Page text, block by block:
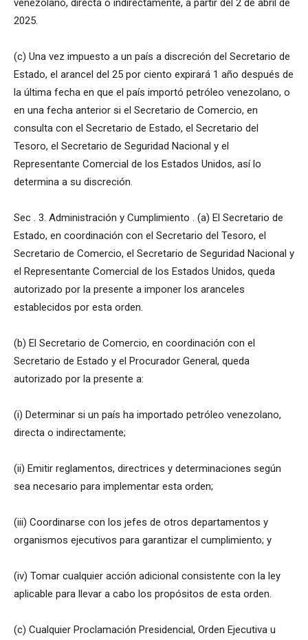
venezolano, directa o indirectamente, a partir del 2 de abril de
2025.
(c) Una vez impuesto a un país a discreción del Secretario de
Estado, el arancel del 25 por ciento expirará 1 año después de
la última fecha en que el país importó petróleo venezolano, o
en una fecha anterior si el Secretario de Comercio, en
consulta con el Secretario de Estado, el Secretario del
Tesoro, el Secretario de Seguridad Nacional y el
Representante Comercial de los Estados Unidos, así lo
determina a su discreción.
Sec . 3. Administración y Cumplimiento . (a) El Secretario de
Estado, en coordinación con el Secretario del Tesoro, el
Secretario de Comercio, el Secretario de Seguridad Nacional y
el Representante Comercial de los Estados Unidos, queda
autorizado por la presente a imponer los aranceles
establecidos por esta orden.
(b) El Secretario de Comercio, en coordinación con el
Secretario de Estado y el Procurador General, queda
autorizado por la presente a:
(i) Determinar si un país ha importado petróleo venezolano,
directa o indirectamente;
(ii) Emitir reglamentos, directrices y determinaciones según
sea necesario para implementar esta orden;
(iii) Coordinarse con los jefes de otros departamentos y
organismos ejecutivos para garantizar el cumplimiento; y
(iv) Tomar cualquier acción adicional consistente con la ley
aplicable para llevar a cabo los propósitos de esta orden.
(c) Cualquier Proclamación Presidencial, Orden Ejecutiva u